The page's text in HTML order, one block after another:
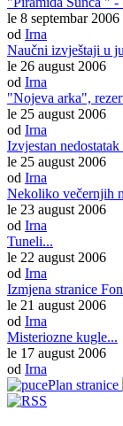
le 8 septembar 2006
od Irna
Naučni izvještaji u
le 26 august 2006
od Irna
"Nojeva arka",
le 25 august 2006
od Irna
Izvjestan
le 25 august 2006
od Irna
Nekoliko večernjih
le 23 august 2006
od Irna
Tuneli...
le 22 august 2006
od Irna
Izmjena stranice
le 21 august 2006
od Irna
Misteriozne kugle...
le 17 august 2006
od Irna
Plan stranice